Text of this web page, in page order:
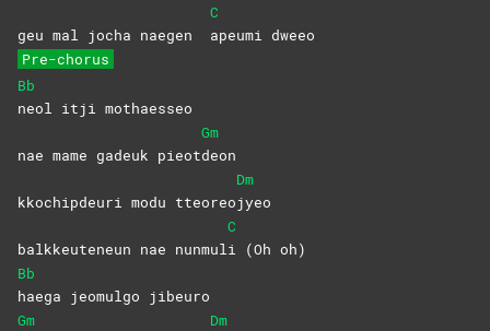
geu mal jocha naegen
C
apeumi dweeo
Pre-chorus
Bb
neol itji mothaesseo
nae mame gadeuk pieot
Gm
deon
kkochipdeuri modu tteoreo
Dm
jyeo
balkkeuteneun nae nunmul
C
i (Oh oh)
Bb
haega jeomulgo jibeuro
Gm
Dm